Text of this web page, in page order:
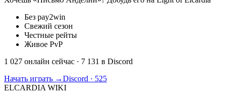
Без pay2win
Свежий сезон
Честные рейты
Живое PvP
1 027 онлайн сейчас · 7 131 в Discord
Начать играть →Discord · 525
ELCARDIA WIKI